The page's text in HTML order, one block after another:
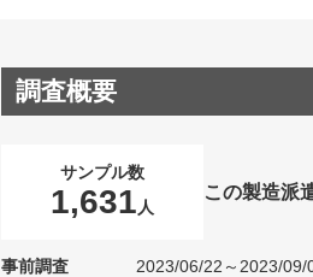
調査概要
サンプル数
1,631 人
この製造派
事前調査
2023/06/22～2023/09/